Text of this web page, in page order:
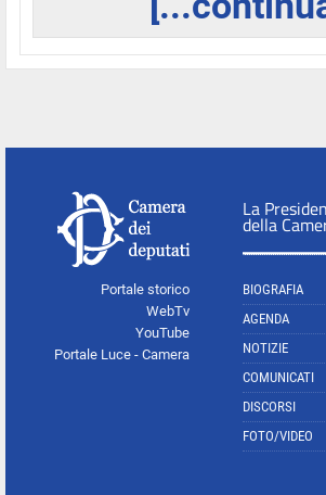
Portale storico
WebTv
YouTube
Portale Luce - Camera
La
della
BIOGRAFIA
AGENDA
NOTIZIE
COMUNICATI
DISCORSI
FOTO/VIDEO